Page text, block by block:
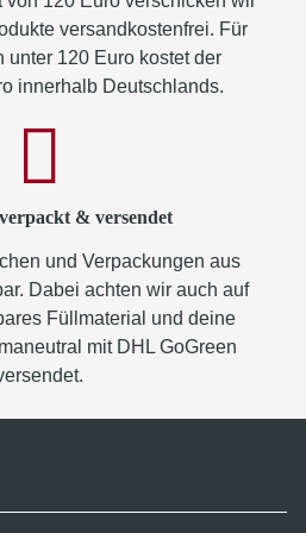
versandkostenfrei. Für
unter 120 Euro kostet der
innerhalb Deutschlands.
& versendet
und Verpackungen aus
Dabei achten wir auch auf
Füllmaterial und deine
mit DHL GoGreen